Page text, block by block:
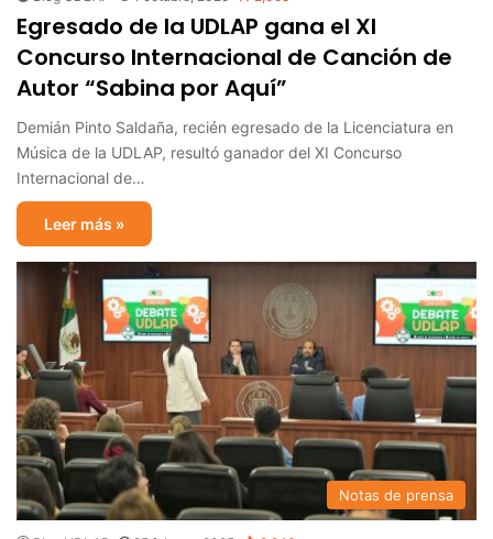
Egresado de la UDLAP gana el XI
Concurso Internacional de Canción de
Autor “Sabina por Aquí”
Demián Pinto Saldaña, recién egresado de la Licenciatura en
Música de la UDLAP, resultó ganador del XI Concurso
Internacional de…
Leer más »
Notas de prensa